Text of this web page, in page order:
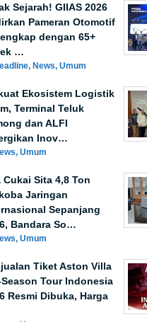
Sejarah! GIIAS 2026
Pameran Otomotif
dengan 65+
…
News, Umum
Ekosistem Logistik
Terminal Teluk
dan ALFI
Inov…
Umum
Cukai Sita 4,8 Ton
Jaringan
Sepanjang
Bandara So…
Umum
Tiket Aston Villa
Season Tour Indonesia
Resmi Dibuka, Harga